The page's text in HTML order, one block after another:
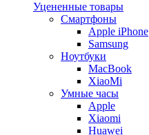
Уцененные товары
Cмартфоны
Apple iPhone
Samsung
Ноутбуки
MacBook
XiaoMi
Умные часы
Apple
Xiaomi
Huawei